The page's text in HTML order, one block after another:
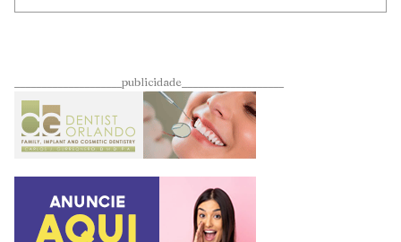
____________________publicidade___________________